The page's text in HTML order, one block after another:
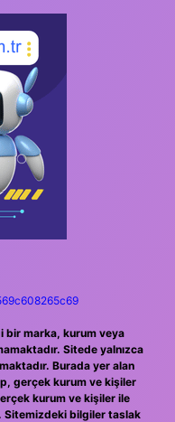
bir marka, kurum veya
Sitede yalnızca
Burada yer alan
gerçek kurum ve kişiler
kurum ve kişiler ile
Sitemizdeki bilgiler taslak